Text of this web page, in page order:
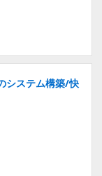
システム構築/快